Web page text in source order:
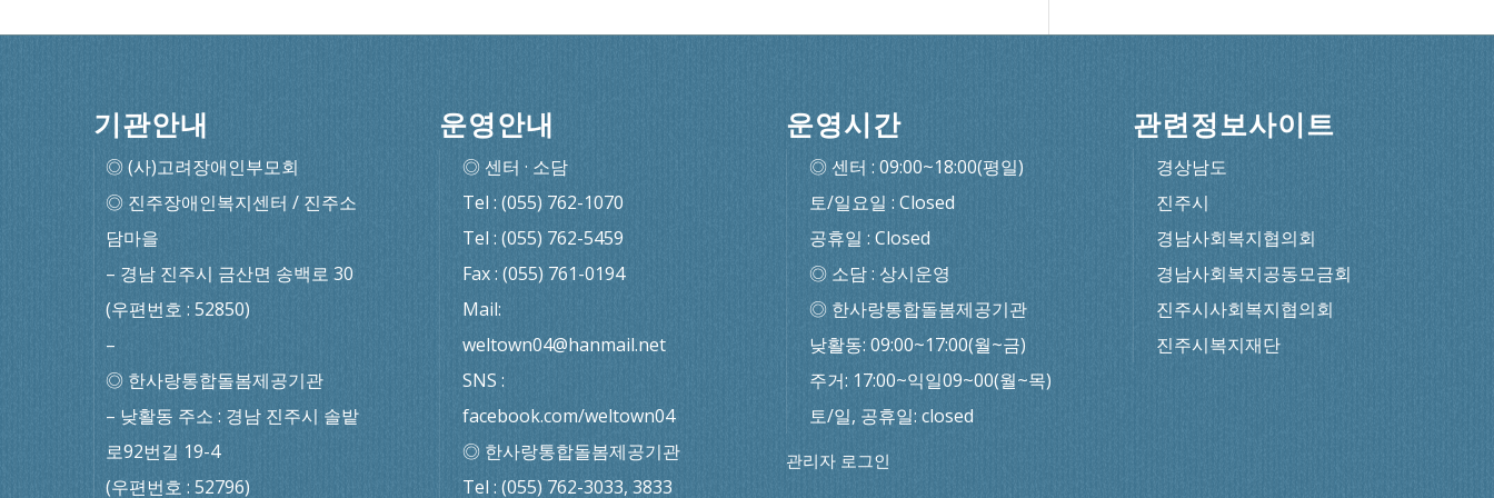
기관안내
◎ (사)고려장애인부모회
◎ 진주장애인복지센터 / 진주소
담마을
– 경남 진주시 금산면 송백로 30
(우편번호 : 52850)
–
◎ 한사랑통합돌봄제공기관
– 낮활동 주소 : 경남 진주시 솔밭
로92번길 19-4
(우편번호 : 52796)
운영안내
◎ 센터 · 소담
Tel : (055) 762-1070
Tel : (055) 762-5459
Fax : (055) 761-0194
Mail:
weltown04@hanmail.net
SNS :
facebook.com/weltown04
◎ 한사랑통합돌봄제공기관
Tel : (055) 762-3033, 3833
운영시간
◎ 센터 : 09:00~18:00(평일)
토/일요일 : Closed
공휴일 : Closed
◎ 소담 : 상시운영
◎ 한사랑통합돌봄제공기관
낮활동: 09:00~17:00(월~금)
주거: 17:00~익일09~00(월~목)
토/일, 공휴일: closed
관리자 로그인
관련정보사이트
경상남도
진주시
경남사회복지협의회
경남사회복지공동모금회
진주시사회복지협의회
진주시복지재단